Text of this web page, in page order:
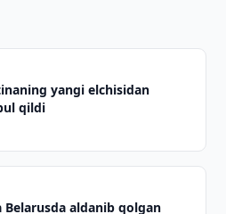
yangi elchisidan
qildi
aldanib qolgan